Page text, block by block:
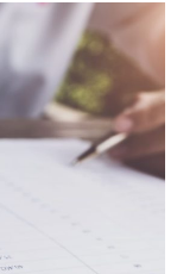
、設立流程、
的實際案例，助
圖如虎添翼。 設
最佳策略？ 設立
司「延伸觸角」
總公司的一部
稅務優勢：盈
設立分公司好處
與內幕。我們將
入分析影響商
灣官方數據和實
標代辦推薦服
策，用最合理的
線。 您的品牌值
在當今這個品
法律保護的品